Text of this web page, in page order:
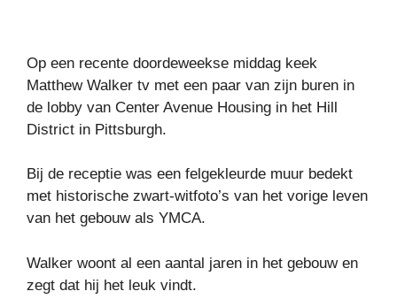
Op een recente doordeweekse middag keek
Matthew Walker tv met een paar van zijn buren in
de lobby van Center Avenue Housing in het Hill
District in Pittsburgh.
Bij de receptie was een felgekleurde muur bedekt
met historische zwart-witfoto’s van het vorige leven
van het gebouw als YMCA.
Walker woont al een aantal jaren in het gebouw en
zegt dat hij het leuk vindt.